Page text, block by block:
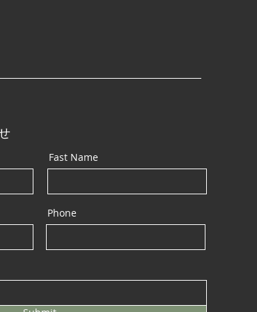
Fast Name
Phone